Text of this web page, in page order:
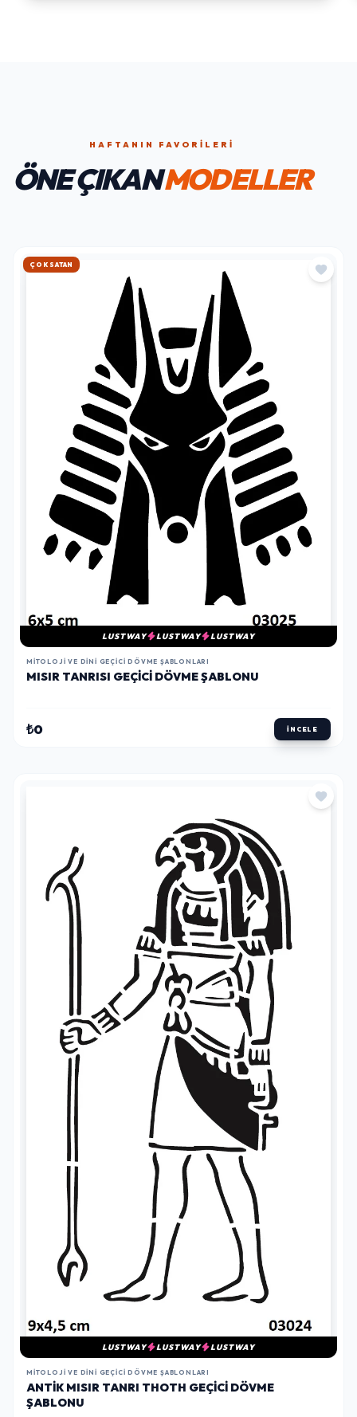
HAFTANIN FAVORILERI
ÖNE ÇIKANMODELLER
HIZLI KARGO
LUSTWAY LUSTWAY LUSTWAY
MITOLOJI VE DINI GEÇICI DÖVME ŞABLONLARI
MISIR TANRISI GEÇICI DÖVME ŞABLONU
₺0 İNCELE
LUSTWAY LUSTWAY LUSTWAY
MITOLOJI VE DINI GEÇICI DÖVME ŞABLONLARI
ANTIK MISIR TANRI THOTH GEÇICI DÖVME
ŞABLONU